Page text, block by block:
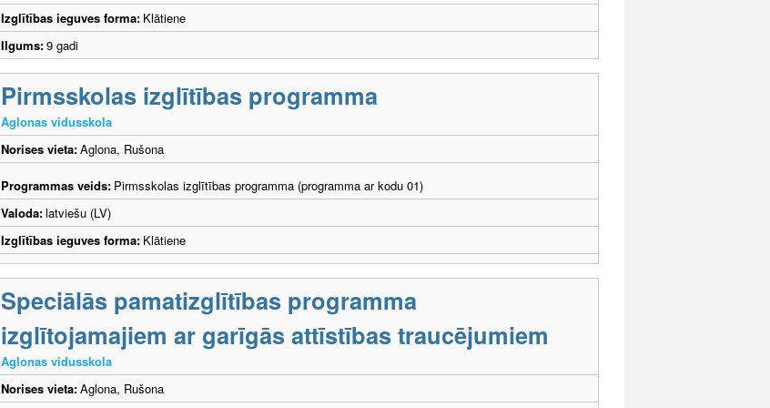
Izglītības ieguves forma: Klātiene
Ilgums:9 gadi
Pirmsskolas izglītības programma
Aglonas vidusskola
Norises vieta:Aglona, Rušona
Programmas veids: Pirmsskolas izglītības programma (programma ar kodu 01)
Valoda:latviešu (LV)
Izglītības ieguves forma: Klātiene
Speciālās pamatizglītības programma
izglītojamajiem ar garīgās attīstības traucējumiem
Aglonas vidusskola
Norises vieta:Aglona, Rušona